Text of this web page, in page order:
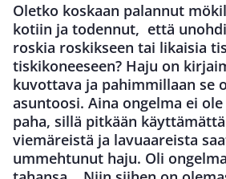
Oletko koskaan palannut
kotiin ja todennut, että
roskia roskikseen tai likaisia
tiskikoneeseen? Haju on
kuvottava ja pahimmillaan se
asuntoosi. Aina ongelma ei
paha, sillä pitkään
viemäreistä ja lavuaareista
ummehtunut haju. Oli